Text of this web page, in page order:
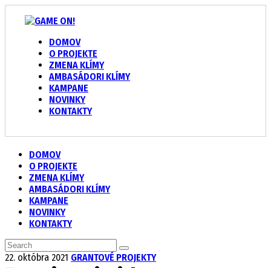
DOMOV
O PROJEKTE
ZMENA KLÍMY
AMBASÁDORI KLÍMY
KAMPANE
NOVINKY
KONTAKTY
DOMOV
O PROJEKTE
ZMENA KLÍMY
AMBASÁDORI KLÍMY
KAMPANE
NOVINKY
KONTAKTY
22. októbra 2021 GRANTOVÉ PROJEKTY